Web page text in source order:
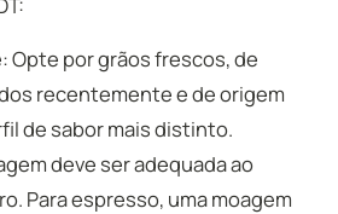
Opte por grãos frescos, de
recentemente e de origem
de sabor mais distinto.
deve ser adequada ao
Para espresso, uma moagem